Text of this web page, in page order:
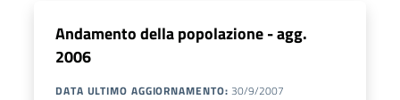
Andamento della popolazione - agg.
2006
DATA ULTIMO AGGIORNAMENTO: 30/9/2007